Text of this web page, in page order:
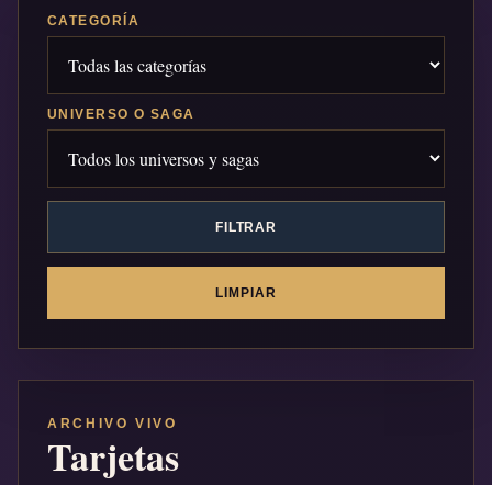
CATEGORÍA
UNIVERSO O SAGA
FILTRAR
LIMPIAR
ARCHIVO VIVO
Tarjetas